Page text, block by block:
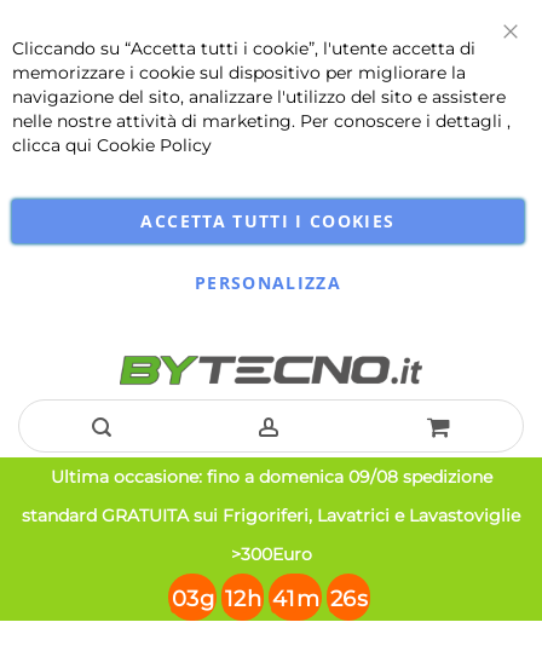
Cliccando su “Accetta tutti i cookie”, l'utente accetta di
memorizzare i cookie sul dispositivo per migliorare la
navigazione del sito, analizzare l'utilizzo del sito e assistere
nelle nostre attività di marketing. Per conoscere i dettagli ,
clicca qui Cookie Policy
ACCETTA TUTTI I COOKIES
PERSONALIZZA
Salta
al
Ultima occasione: fino a domenica 09/08 spedizione
standard GRATUITA sui Frigoriferi, Lavatrici e Lavastoviglie
>300Euro
03g 12h 41m 26s